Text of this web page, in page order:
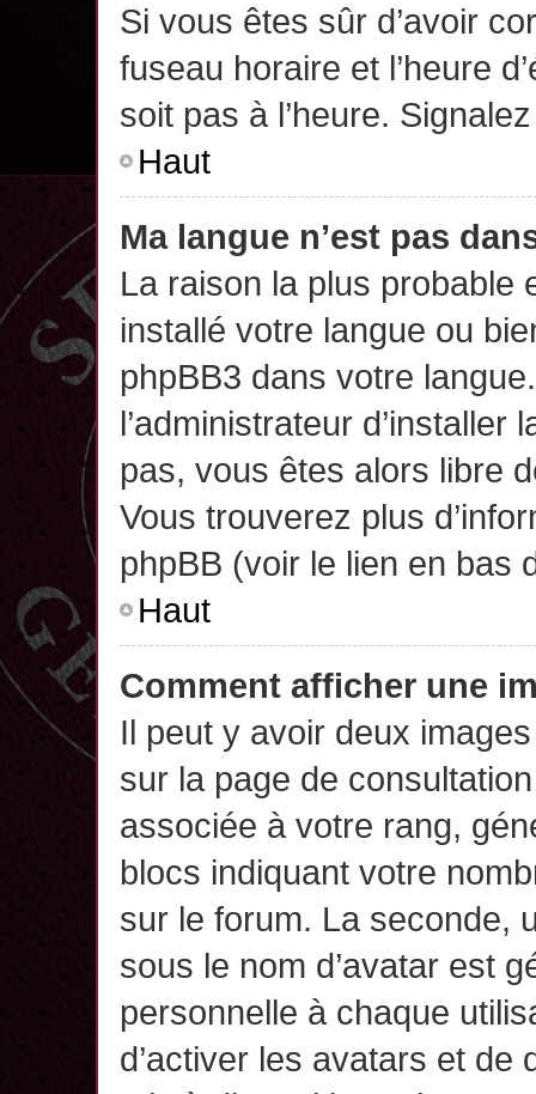
Si vous êtes sûr d’avoir
fuseau horaire et l’heure
soit pas à l’heure.
Haut
Ma langue n’est pas
La raison la plus probable
installé votre langue ou
phpBB3 dans votre
l’administrateur d’installer
pas, vous êtes alors libre
Vous trouverez plus
phpBB (voir le lien en bas
Haut
Comment afficher une
Il peut y avoir deux
sur la page de
associée à votre rang,
blocs indiquant votre
sur le forum. La seconde,
sous le nom d’avatar est
personnelle à chaque
d’activer les avatars et de